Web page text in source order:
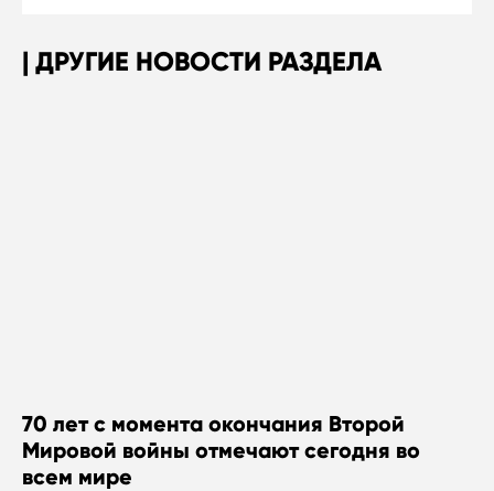
ДРУГИЕ НОВОСТИ РАЗДЕЛА
70 лет с момента окончания Второй
Мировой войны отмечают сегодня во
всем мире